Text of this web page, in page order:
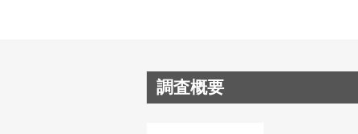
調査概要